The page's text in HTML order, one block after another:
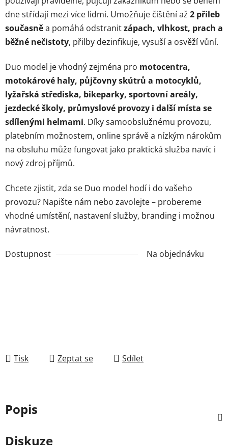
dne střídají mezi více lidmi. Umožňuje čištění až 2 přileb
současněa pomáhá odstranitzápach, vlhkost, prach a
běžné nečistoty, přilby dezinfikuje, vysuší a osvěží vůní.
Duo model je vhodný zejména pro motocentra,
motokárové haly, půjčovny skútrů a motocyklů,
lyžařská střediska, bikeparky, sportovní areály,
jezdecké školy, průmyslové provozy i další místa se
sdílenými helmami. Díky samoobslužnému provozu,
platebním možnostem, online správě a nízkým nárokům
na obsluhu může fungovat jako praktická služba navíc i
nový zdroj příjmů.
Chcete zjistit, zda se Duo model hodí i do vašeho
provozu? Napište nám nebo zavolejte – probereme
vhodné umístění, nastavení služby, branding i možnou
návratnost.
Dostupnost Na objednávku
Tisk Zeptat se Sdílet
Popis
Diskuze